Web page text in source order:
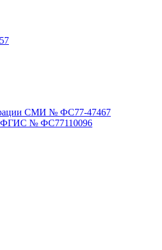
57
СМИ № ФС77-47467
ФГИС № ФС77110096